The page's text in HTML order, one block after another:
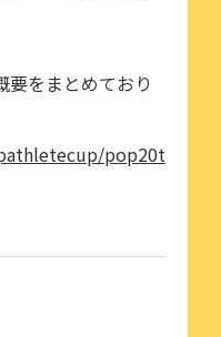
要をまとめており
pop20t